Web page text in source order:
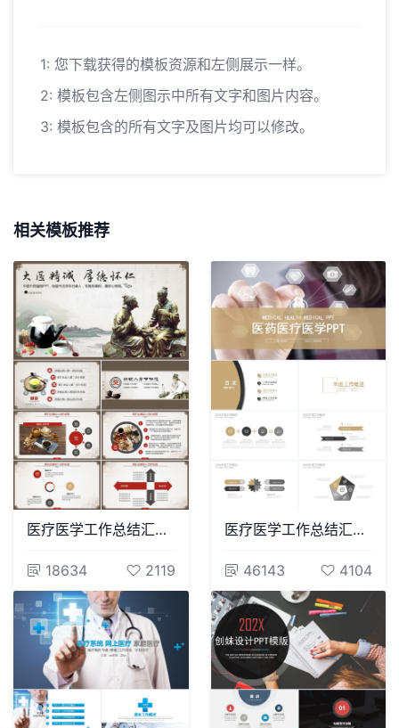
1: 您下载获得的模板资源和左侧展示一样。
2: 模板包含左侧图示中所有文字和图片内容。
3: 模板包含的所有文字及图片均可以修改。
相关模板推荐
医疗医学工作总结汇报通用PPT模板(87)
18634 2119
医疗医学工作总结汇报通用PPT模板(72)
46143 4104